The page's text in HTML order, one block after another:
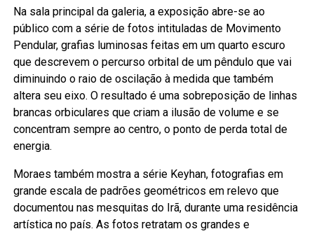
Na sala principal da galeria, a exposição abre-se ao
público com a série de fotos intituladas de Movimento
Pendular, grafias luminosas feitas em um quarto escuro
que descrevem o percurso orbital de um pêndulo que vai
diminuindo o raio de oscilação à medida que também
altera seu eixo. O resultado é uma sobreposição de linhas
brancas orbiculares que criam a ilusão de volume e se
concentram sempre ao centro, o ponto de perda total de
energia.
Moraes também mostra a série Keyhan, fotografias em
grande escala de padrões geométricos em relevo que
documentou nas mesquitas do Irã, durante uma residência
artística no país. As fotos retratam os grandes e